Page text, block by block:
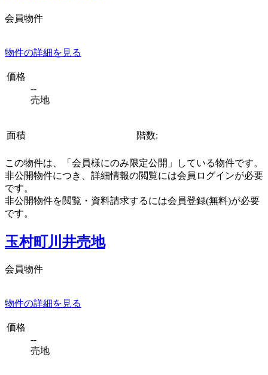
会員物件
物件の詳細を見る
価格
--
売地
面積 階数:
この物件は、「会員様にのみ限定公開」している物件です。
非公開物件につき、詳細情報の閲覧には会員ログインが必要
です。
非公開物件を閲覧・資料請求するには会員登録(無料)が必要
です。
玉村町川井売地
会員物件
物件の詳細を見る
価格
--
売地